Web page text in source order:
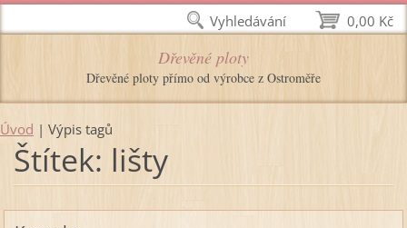
Dřevěné ploty
Dřevěné ploty přímo od výrobce z Ostroměře
Úvod | Výpis tagů
Štítek: lišty
0,00 Kč
Vyhledávání